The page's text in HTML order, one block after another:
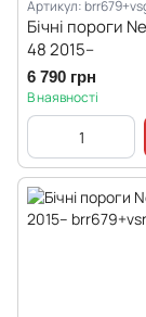
Артикул:
Бічні пороги
48 2015--
6 790 грн
В наявності